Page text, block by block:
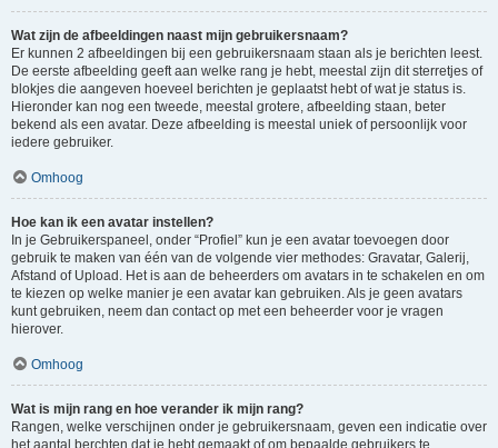
Wat zijn de afbeeldingen naast mijn gebruikersnaam?
Er kunnen 2 afbeeldingen bij een gebruikersnaam staan als je berichten leest.
De eerste afbeelding geeft aan welke rang je hebt, meestal zijn dit sterretjes of
blokjes die aangeven hoeveel berichten je geplaatst hebt of wat je status is.
Hieronder kan nog een tweede, meestal grotere, afbeelding staan, beter
bekend als een avatar. Deze afbeelding is meestal uniek of persoonlijk voor
iedere gebruiker.
Omhoog
Hoe kan ik een avatar instellen?
In je Gebruikerspaneel, onder “Profiel” kun je een avatar toevoegen door
gebruik te maken van één van de volgende vier methodes: Gravatar, Galerij,
Afstand of Upload. Het is aan de beheerders om avatars in te schakelen en om
te kiezen op welke manier je een avatar kan gebruiken. Als je geen avatars
kunt gebruiken, neem dan contact op met een beheerder voor je vragen
hierover.
Omhoog
Wat is mijn rang en hoe verander ik mijn rang?
Rangen, welke verschijnen onder je gebruikersnaam, geven een indicatie over
het aantal berchten dat je hebt gemaakt of om bepaalde gebruikers te